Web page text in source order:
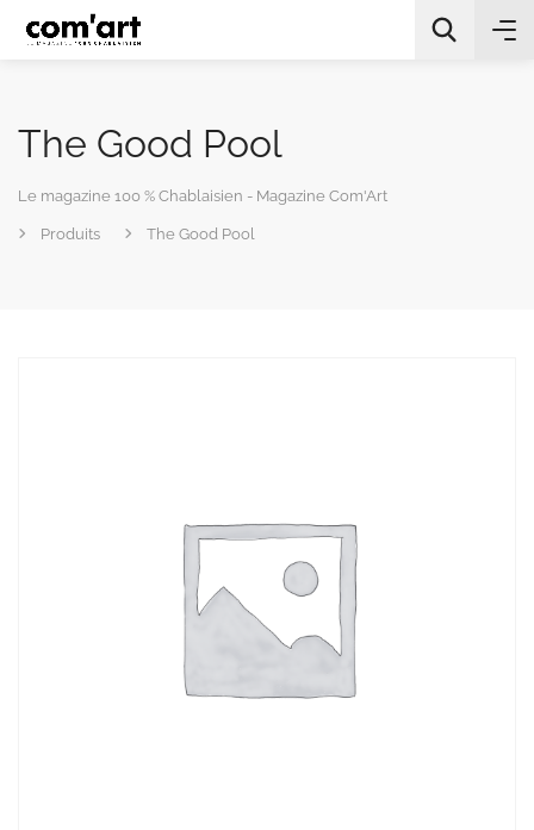
The Good Pool
Le magazine 100 % Chablaisien - Magazine Com'Art
Produits The Good Pool